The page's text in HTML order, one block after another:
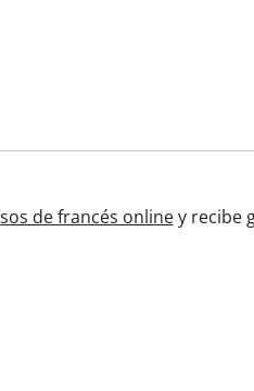
de francés onliney recibe